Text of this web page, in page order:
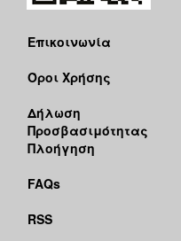
Επικοινωνία
Όροι Χρήσης
Δήλωση
Προσβασιμότητας
Πλοήγηση
FAQs
RSS